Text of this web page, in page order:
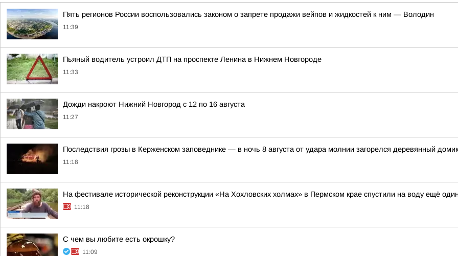
Пять регионов России воспользовались законом о запрете продажи вейпов и жидкостей к ним — Володин
11:39
Пьяный водитель устроил ДТП на проспекте Ленина в Нижнем Новгороде
11:33
Дожди накроют Нижний Новгород с 12 по 16 августа
11:27
Последствия грозы в Керженском заповеднике — в ночь 8 августа от удара молнии загорелся деревянный
11:18
На фестивале исторической реконструкции «На Хохловских холмах» в Пермском крае спустили на воду ещё
11:18
С чем вы любите есть окрошку?
11:09